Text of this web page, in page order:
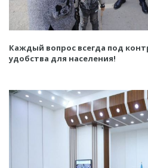
Каждый вопрос всегда под
удобства для населения!